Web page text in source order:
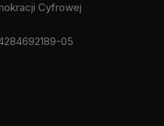
Cyfrowej
05